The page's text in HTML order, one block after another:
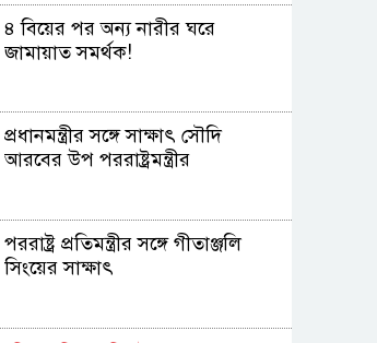
৪ বিয়ের পর অন্য নারীর ঘরে
জামায়াত সমর্থক!
প্রধানমন্ত্রীর সঙ্গে সাক্ষাৎ সৌদি
আরবের উপ পররাষ্ট্রমন্ত্রীর
পররাষ্ট্র প্রতিমন্ত্রীর সঙ্গে গীতাঞ্জলি
সিংয়ের সাক্ষাৎ